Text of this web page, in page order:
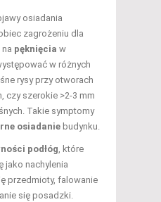
osiadania
zagrożeniu dla
pęknięcia w
w różnych
rysy przy otworach
czy szerokie >2-3 mm
Takie symptomy
osiadaniebudynku.
podłóg , które
jako nachylenia
przedmioty, falowanie
się posadzki.